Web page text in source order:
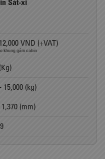
VND (+VAT)
khung gầm cabin
15,000 (kg)
(mm)